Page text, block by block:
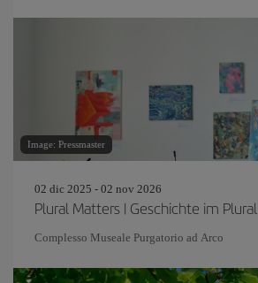
Image: Pressmaster
02 dic 2025 - 02 nov 2026
Plural Matters | Geschichte im Plural
Complesso Museale Purgatorio ad Arco